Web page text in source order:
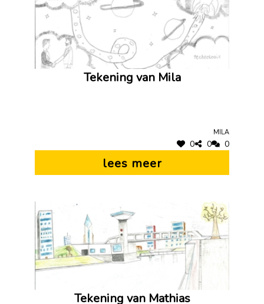
Tekening van Mila
Mila
0 0 0
lees meer
Tekening van Mathias